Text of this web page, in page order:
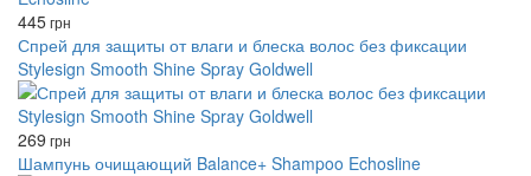
445грн
Спрей для защиты от влаги и блеска волос без фиксации
Stylesign Smooth Shine Spray Goldwell
269 грн
Шампунь очищающий Balance+ Shampoo Echosline